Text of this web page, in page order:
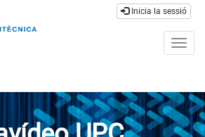
Inicia la sessió